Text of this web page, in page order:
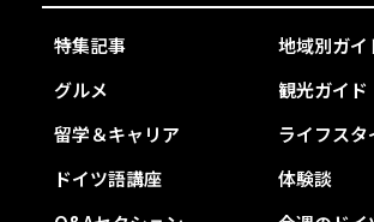
特集記事
地域別ガイ
グルメ
観光ガイド
留学＆キャリア
ライフスタ
ドイツ語講座
体験談